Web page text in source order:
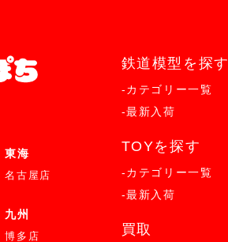
東海
名古屋店
九州
博多店
鉄道模型を探す
-カテゴリー一覧
-最新入荷
TOYを探す
-カテゴリー一覧
-最新入荷
買取